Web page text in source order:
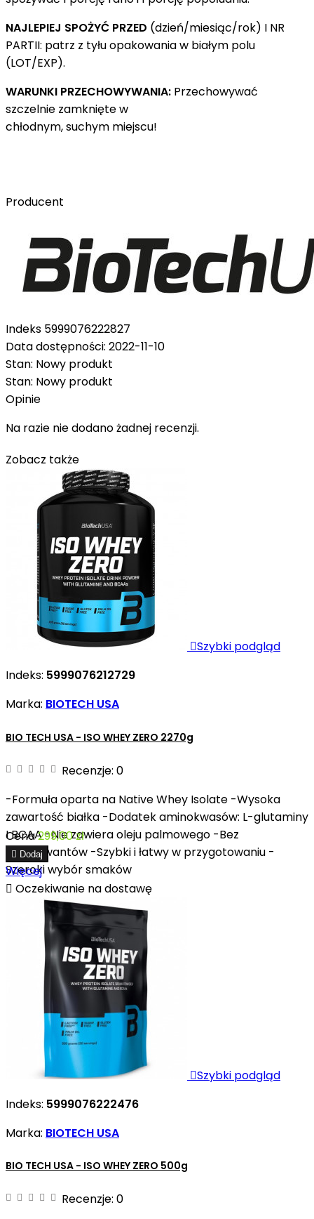
NAJLEPIEJ SPOŻYĆ PRZED (dzień/miesiąc/rok) I NR
PARTII: patrz z tyłu opakowania w białym polu
(LOT/EXP).
WARUNKI PRZECHOWYWANIA: Przechowywać
szczelnie zamknięte w
chłodnym, suchym miejscu!
Producent
Indeks 5999076222827
Data dostępności: 2022-11-10
Stan: Nowy produkt
Stan: Nowy produkt
Opinie
Na razie nie dodano żadnej recenzji.
Zobacz także
Szybki podgląd
Indeks: 5999076212729
Marka: BIOTECH USA
BIO TECH USA - ISO WHEY ZERO 2270g
Recenzje: 0
-Formuła oparta na Native Whey Isolate -Wysoka
zawartość białka -Dodatek aminokwasów: L-glutaminy
I BCAA -Nie zawiera oleju palmowego -Bez
konserwantów -Szybki i łatwy w przygotowaniu -
Szeroki wybór smaków
Cena299,00 zł
 Dodaj
Więcej
 Oczekiwanie na dostawę
Szybki podgląd
Indeks: 5999076222476
Marka: BIOTECH USA
BIO TECH USA - ISO WHEY ZERO 500g
Recenzje: 0